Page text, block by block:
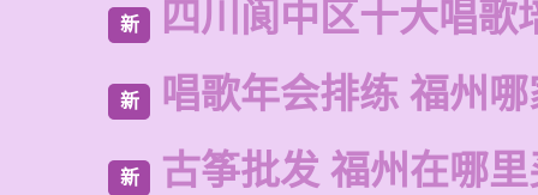
新 四川阆中区十大唱歌
新 唱歌年会排练 福州
新 古筝批发 福州在哪